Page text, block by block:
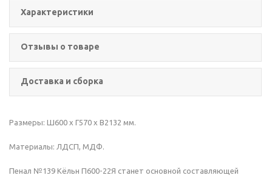
Характеристики
Отзывы о товаре
Доставка и сборка
Размеры: Ш600 х Г570 х В2132 мм.
Материалы: ЛДСП, МДФ.
Пенал №139 Кёльн П600-22Я станет основной составляющей